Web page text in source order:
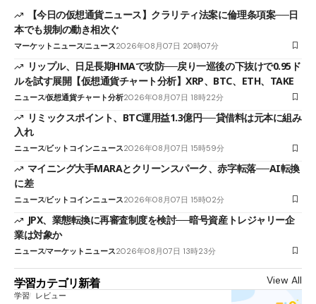
【今日の仮想通貨ニュース】クラリティ法案に倫理条項案──日
本でも規制の動き相次ぐ
マーケットニュースニュース2026年08月07日 20時07分
リップル、日足長期HMAで攻防──戻り一巡後の下抜けで0.95ド
ルを試す展開【仮想通貨チャート分析】XRP、BTC、ETH、TAKE
ニュース仮想通貨チャート分析2026年08月07日 18時22分
リミックスポイント、BTC運用益1.3億円──貸借料は元本に組み
入れ
ニュースビットコインニュース2026年08月07日 15時59分
マイニング大手MARAとクリーンスパーク、赤字転落──AI転換
に差
ニュースビットコインニュース2026年08月07日 15時02分
JPX、業態転換に再審査制度を検討──暗号資産トレジャリー企
業は対象か
ニュースマーケットニュース2026年08月07日 13時23分
学習カテゴリ新着 View All
学習 レビュー